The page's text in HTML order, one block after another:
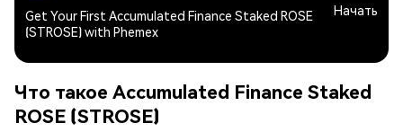
Get Your First Accumulated Finance Staked ROSE
(STROSE) with Phemex
Начать
Что такое Accumulated Finance Staked
ROSE (STROSE)